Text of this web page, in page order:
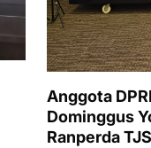
Anggota
Dominggus
Ranperda